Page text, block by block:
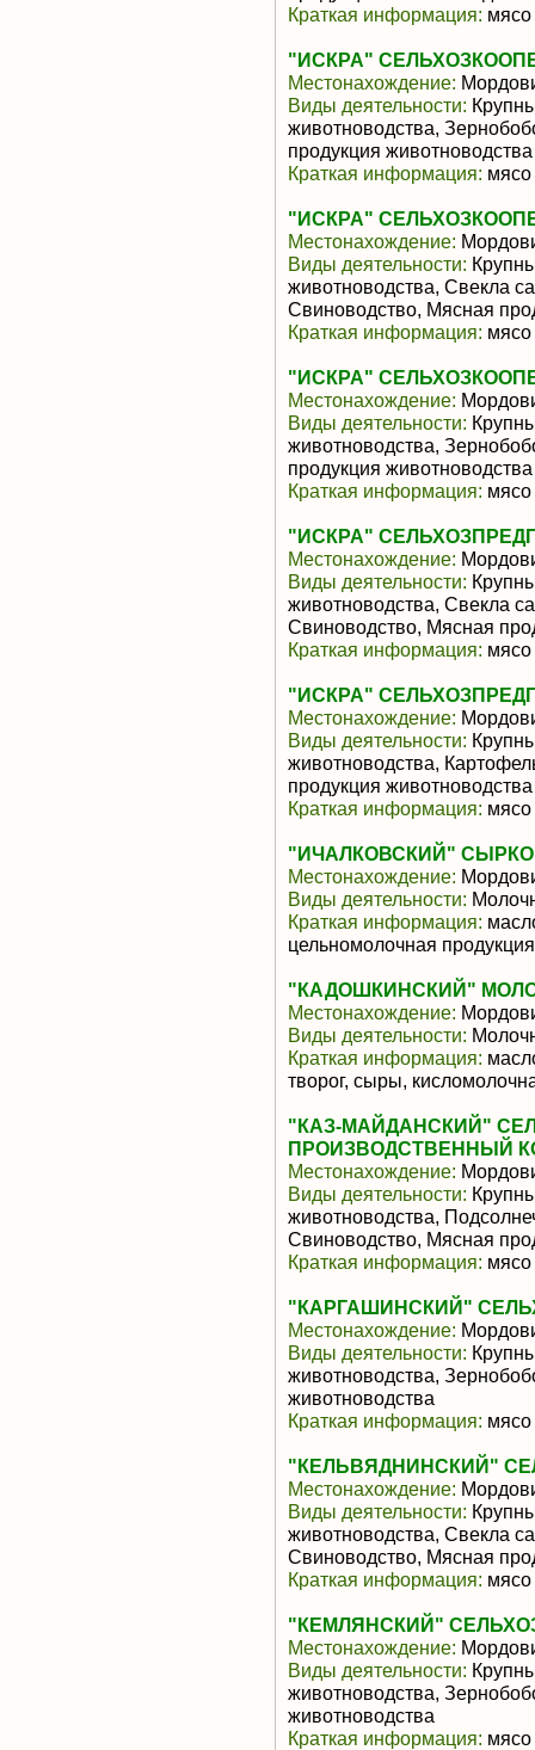
Краткая информация: мясо
"ИСКРА"
Местонахождение:
Виды деятельности:
животноводства,
продукция животноводства
Краткая информация: мясо
"ИСКРА"
Местонахождение:
Виды деятельности:
животноводства, Свекла
Свиноводство, Мясная
Краткая информация: мясо
"ИСКРА"
Местонахождение:
Виды деятельности:
животноводства,
продукция животноводства
Краткая информация: мясо
"ИСКРА"
Местонахождение:
Виды деятельности:
животноводства, Свекла
Свиноводство, Мясная
Краткая информация: мясо
"ИСКРА"
Местонахождение:
Виды деятельности:
животноводства,
продукция животноводства
Краткая информация: мясо
"ИЧАЛКОВСКИЙ"
Местонахождение:
Виды деятельности:
Краткая информация:
цельномолочная продукция
"КАДОШКИНСКИЙ"
Местонахождение:
Виды деятельности:
Краткая информация:
творог, сыры,
"КАЗ-МАЙДАНСКИЙ"
ПРОИЗВОДСТВЕННЫЙ
Местонахождение:
Виды деятельности:
животноводства,
Свиноводство, Мясная
Краткая информация: мясо
"КАРГАШИНСКИЙ"
Местонахождение:
Виды деятельности:
животноводства,
животноводства
Краткая информация: мясо
"КЕЛЬВЯДНИНСКИЙ"
Местонахождение:
Виды деятельности:
животноводства, Свекла
Свиноводство, Мясная
Краткая информация: мясо
"КЕМЛЯНСКИЙ"
Местонахождение:
Виды деятельности:
животноводства,
животноводства
Краткая информация: мясо